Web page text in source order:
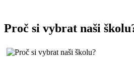
Proč si vybrat naši